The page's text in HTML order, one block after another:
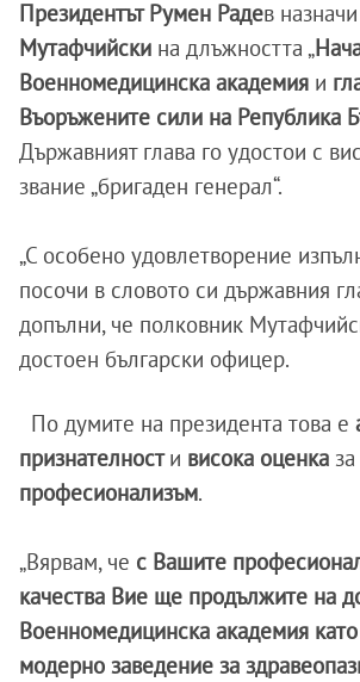
Президентът Румен Радев назначи
Мутафчийски на длъжността „
Военномедицинска академия и
Въоръжените сили на Република
Държавният глава го удостои с
звание „бригаден генерал“.
„С особено удовлетворение
посочи в словото си държавния
допълни, че полковник
достоен български офицер.
По думите на президента това е
признателности висока оценка за
професионализъм.
„Вярвам, че с Вашите
качества Вие ще продължите на
Военномедицинска академия
модерно заведение за